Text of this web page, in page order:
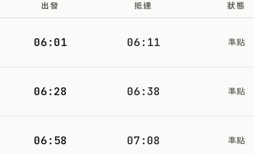
出發 抵達 狀態
06:01 06:11 準點
06:28 06:38 準點
06:58 07:08 準點